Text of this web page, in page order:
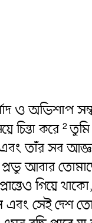
ও অভিশাপ
চিন্তা করে 2
তাঁর সব
আবার
গিয়ে
এবং সেই দেশ